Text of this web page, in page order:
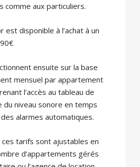
comme aux particuliers.
est disponible à l’achat à un
ensuite sur la base
mensuel par appartement
l’accès au tableau de
du niveau sonore en temps
alarmes automatiques.
ces tarifs sont ajustables en
d’appartements gérés